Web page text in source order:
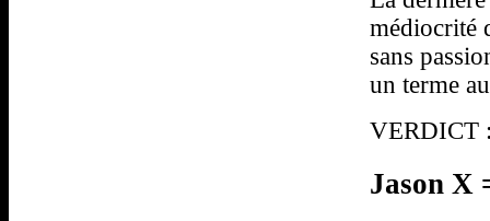
médiocrité
sans
un terme
VERDICT
Jason X